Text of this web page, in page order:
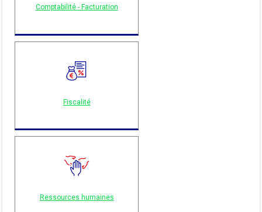
Comptabilité - Facturation
Fiscalité
Ressources humaines